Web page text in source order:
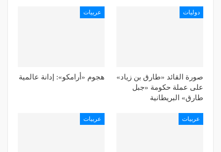
دوليات
صورة القائد «طارق بن زياد»
على عملة حكومة «جبل
طارق» البريطانية
عربيات
هجوم «أرامكو»: إدانة عالمية
عربيات عربيات